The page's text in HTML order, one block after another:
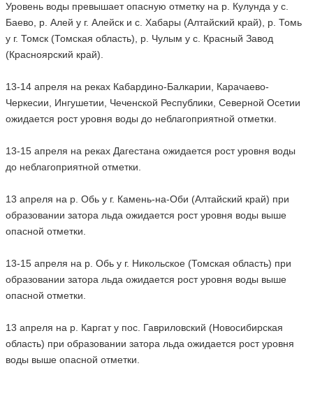
Уровень воды превышает опасную отметку на р. Кулунда у с.
Баево, р. Алей у г. Алейск и с. Хабары (Алтайский край), р. Томь
у г. Томск (Томская область), р. Чулым у с. Красный Завод
(Красноярский край).
13-14 апреля на реках Кабардино-Балкарии, Карачаево-
Черкесии, Ингушетии, Чеченской Республики, Северной Осетии
ожидается рост уровня воды до неблагоприятной отметки.
13-15 апреля на реках Дагестана ожидается рост уровня воды
до неблагоприятной отметки.
13 апреля на р. Обь у г. Камень-на-Оби (Алтайский край) при
образовании затора льда ожидается рост уровня воды выше
опасной отметки.
13-15 апреля на р. Обь у г. Никольское (Томская область) при
образовании затора льда ожидается рост уровня воды выше
опасной отметки.
13 апреля на р. Каргат у пос. Гавриловский (Новосибирская
область) при образовании затора льда ожидается рост уровня
воды выше опасной отметки.